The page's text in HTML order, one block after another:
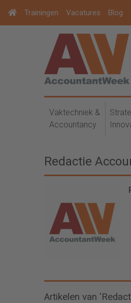
Trainingen Vacatures Blog
Vaktechniek &
Accountancy
Redactie
Artikelen van